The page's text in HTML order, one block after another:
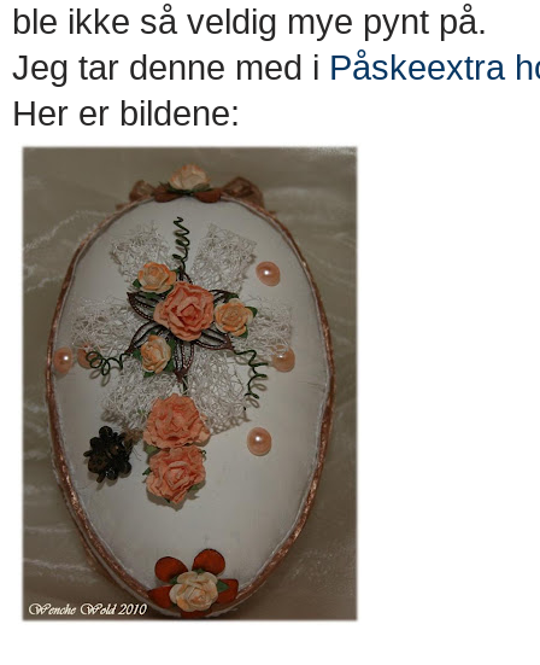
ble ikke så veldig mye pynt på.
Jeg tar denne med i Påskeextra
Her er bildene: